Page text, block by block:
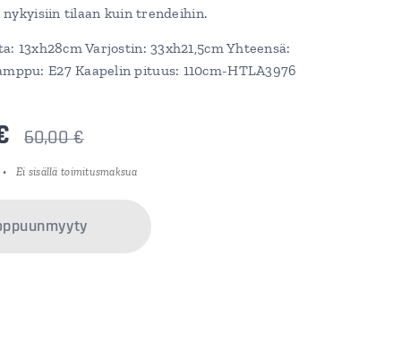
tilaan kuin trendeihin.
13xh28cm Varjostin: 33xh21,5cm Yhteensä:
E27 Kaapelin pituus: 110cm-HTLA3976
60,00€
Ei sisällä toimitusmaksua